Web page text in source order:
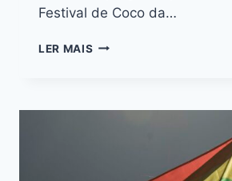
Festival de Coco da…
LER MAIS